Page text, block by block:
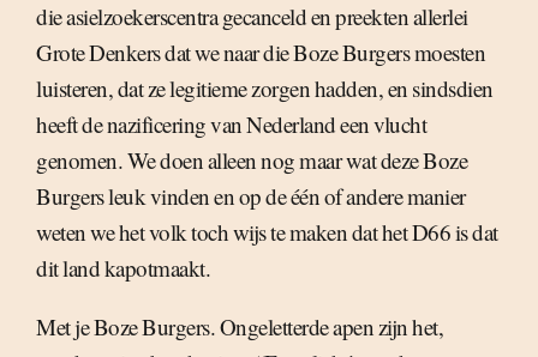
die asielzoekerscentra gecanceld en preekten allerlei
Grote Denkers dat we naar die Boze Burgers moesten
luisteren, dat ze legitieme zorgen hadden, en sindsdien
heeft de nazificering van Nederland een vlucht
genomen. We doen alleen nog maar wat deze Boze
Burgers leuk vinden en op de één of andere manier
weten we het volk toch wijs te maken dat het D66 is dat
dit land kapotmaakt.
Met je Boze Burgers. Ongeletterde apen zijn het,